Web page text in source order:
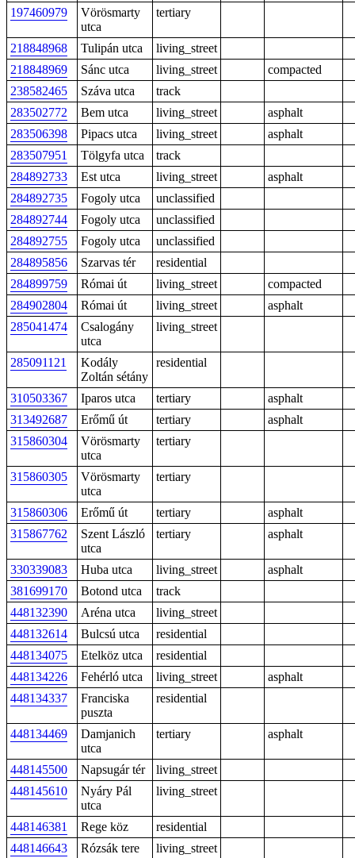
197460979
Vörösmarty
utca
tertiary
218848968 Tulipán utca
living_street
218848969
Sánc utca living_street
compacted
238582465
Száva utca
track
283502772
Bem utca living_street
asphalt
283506398
Pipacs utca living_street
asphalt
283507951
Tölgyfa utca
track
284892733
Est utca living_street
asphalt
284892735
Fogoly utca
unclassified
284892744
Fogoly utca
unclassified
284892755
Fogoly utca
unclassified
284895856
Szarvas tér
residential
284899759
Római út living_street
compacted
284902804
Római út living_street
asphalt
285041474
Csalogány
utca
living_street
285091121
Kodály
Zoltán sétány
residential
310503367 Iparos utca tertiary
asphalt
313492687
Erőmű út tertiary
asphalt
315860304
Vörösmarty
utca
tertiary
315860305
Vörösmarty
utca
tertiary
315860306 Erőmű út tertiary
asphalt
315867762
Szent László
utca
tertiary asphalt
330339083 Huba utca living_street
asphalt
381699170
Botond utca
track
448132390
Aréna utca
living_street
448132614
Bulcsú utca
residential
448134075
Etelköz utca
residential
448134226
Fehérló utca living_street
asphalt
448134337
Franciska
puszta
residential
448134469
Damjanich
utca
tertiary asphalt
448145500 Napsugár tér
living_street
448145610
Nyáry Pál
utca
living_street
448146381 Rege köz
residential
448146643
Rózsák tere
living_street